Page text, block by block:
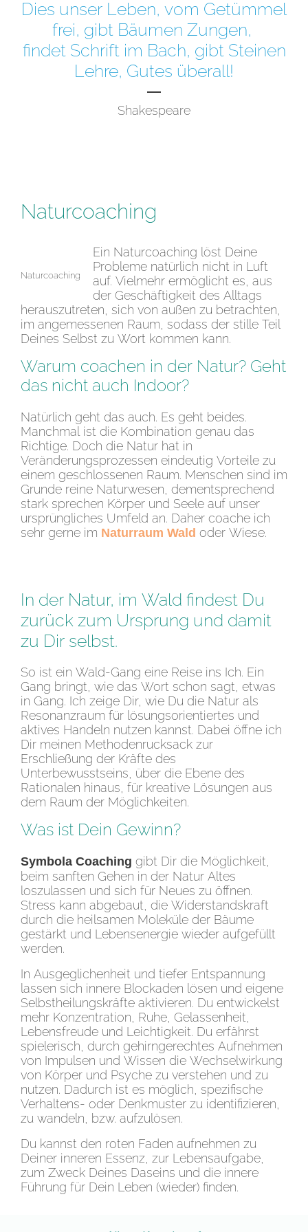
Dies unser Leben, vom Getümmel
frei, gibt Bäumen Zungen,
findet Schrift im Bach, gibt Steinen
Lehre, Gutes überall!
Shakespeare
Naturcoaching
Naturcoaching
­Ein Naturcoaching löst Deine
Probleme natürlich nicht in Luft
auf. Vielmehr ermöglicht es, aus
der Geschäftigkeit des Alltags
herauszutreten, sich von außen zu betrachten,
im angemessenen Raum, sodass der stille Teil
Deines Selbst zu Wort kommen kann.
Warum coachen in der Natur? Geht
das nicht auch Indoor?
Natürlich geht das auch. Es geht beides.
Manchmal ist die Kombination genau das
Richtige. Doch die Natur hat in
Veränderungsprozessen eindeutig Vorteile zu
einem geschlossenen Raum. Menschen sind im
Grunde reine Naturwesen, dementsprechend
stark sprechen Körper und Seele auf unser
ursprüngliches Umfeld an. Daher coache ich
sehr gerne im Naturraum Wald oder Wiese.
In der Natur, im Wald findest Du
zurück zum Ursprung und damit
zu Dir selbst.
So ist ein Wald-Gang eine Reise ins Ich. Ein
Gang bringt, wie das Wort schon sagt, etwas
in Gang. Ich zeige Dir, wie Du die Natur als
Resonanzraum für lösungsorientiertes und
aktives Handeln nutzen kannst. Dabei öffne ich
Dir meinen Methodenrucksack zur
Erschließung der Kräfte des
Unterbewusstseins, über die Ebene des
Rationalen hinaus, für kreative Lösungen aus
dem Raum der Möglichkeiten.
Was ist Dein Gewinn?
Symbola Coaching gibt Dir die Möglichkeit,
beim sanften Gehen in der Natur Altes
loszulassen und sich für Neues zu öffnen.
Stress kann abgebaut, die Widerstandskraft
durch die heilsamen Moleküle der Bäume
gestärkt und Lebensenergie wieder aufgefüllt
werden.
In Ausgeglichenheit und tiefer Entspannung
lassen sich innere Blockaden lösen und eigene
Selbstheilungskräfte aktivieren. Du entwickelst
mehr Konzentration, Ruhe, Gelassenheit,
Lebensfreude und Leichtigkeit. Du erfährst
spielerisch, durch gehirngerechtes Aufnehmen
von Impulsen und Wissen die Wechselwirkung
von Körper und Psyche zu verstehen und zu
nutzen. Dadurch ist es möglich, spezifische
Verhaltens- oder Denkmuster zu identifizieren,
zu wandeln, bzw. aufzulösen.
Du kannst den roten Faden aufnehmen zu
Deiner inneren Essenz, zur Lebensaufgabe,
zum Zweck Deines Daseins und die innere
Führung für Dein Leben (wieder) finden.